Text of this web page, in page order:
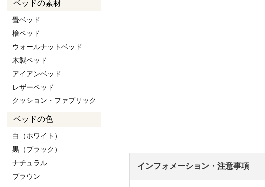
ベッドの素材
畳ベッド
檜ベッド
ウォールナットベッド
木製ベッド
アイアンベッド
レザーベッド
クッション・ファブリック
ベッドの色
白（ホワイト）
黒（ブラック）
ナチュラル
ブラウン
インフォメーション・注意事項